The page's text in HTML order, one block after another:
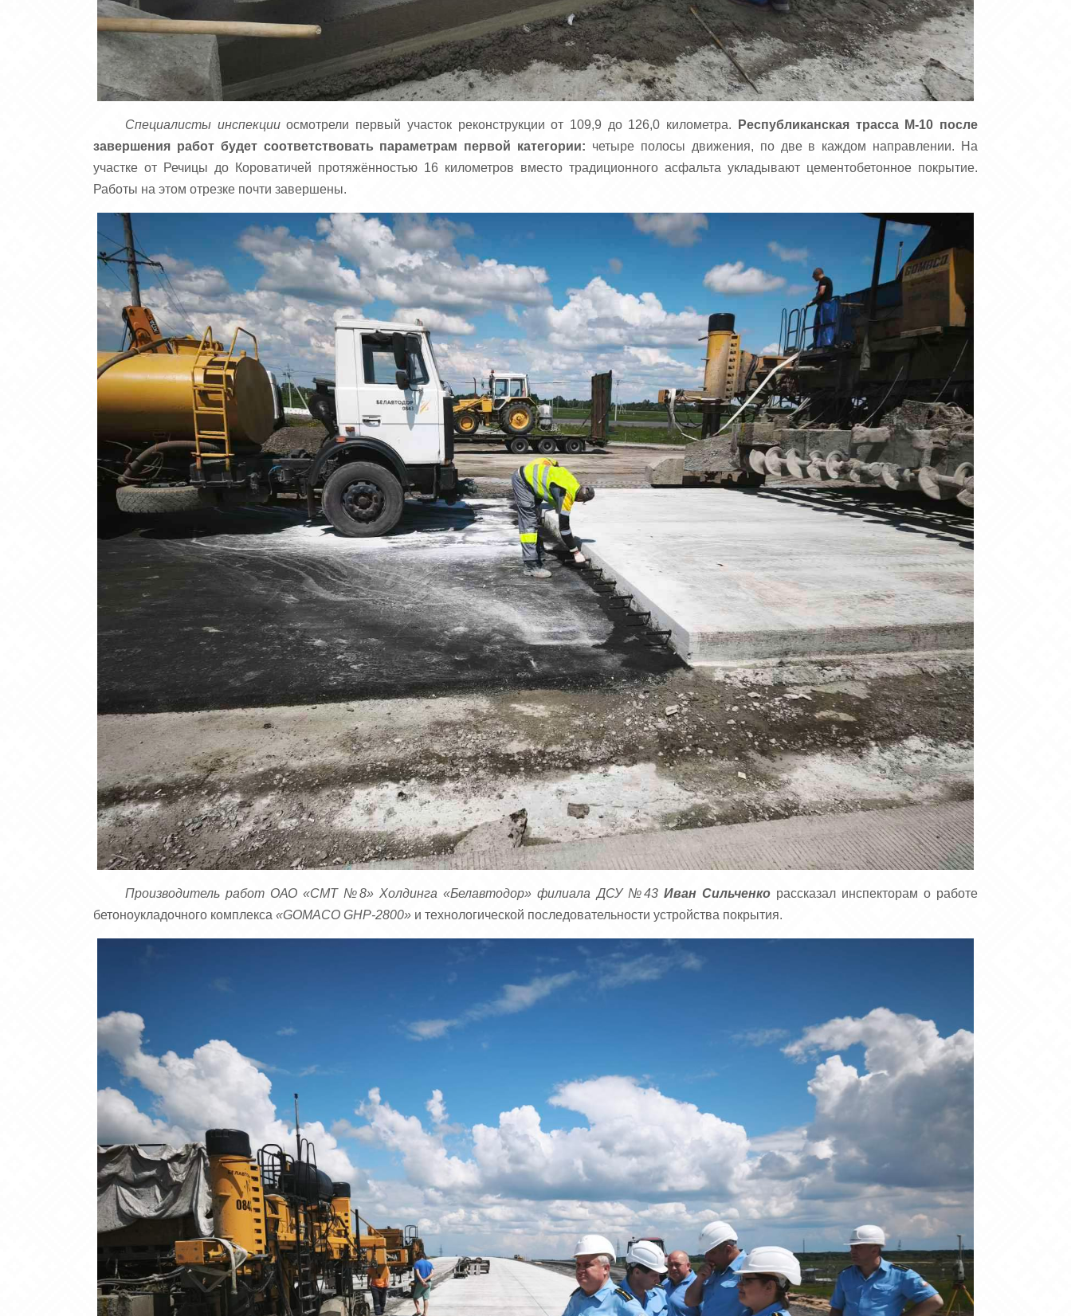
Специалисты инспекцииосмотрели первый участок реконструкции от 109,9 до 126,0 километра.
Республиканская трасса М‑10 после
завершения работ будет соответствовать параметрам первой категории: четыре полосы движения, по две в каждом направлении. На
участке от Речицы до Короватичей протяжённостью 16 километров вместо традиционного асфальта укладывают цементобетонное покрытие.
Работы на этом отрезке почти завершены.
Производитель работ ОАО «СМТ №8» Холдинга «Белавтодор» филиала ДСУ №43 Иван Сильченкорассказал инспекторам о работе
бетоноукладочного комплекса «GOMACO GHP-2800» и технологической последовательности устройства покрытия.